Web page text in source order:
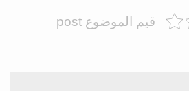
قيم الموضوع post